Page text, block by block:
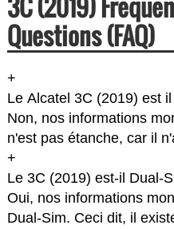
Questions (FAQ)
+
Le Alcatel 3C (2019) est
Non, nos informations
n'est pas étanche, car il
+
Le 3C (2019) est-il Dual-
Oui, nos informations
Dual-Sim. Ceci dit, il